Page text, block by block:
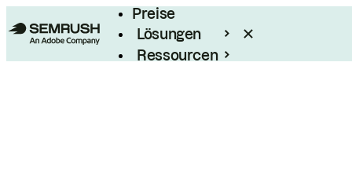
Preise
Lösungen
Ressourcen